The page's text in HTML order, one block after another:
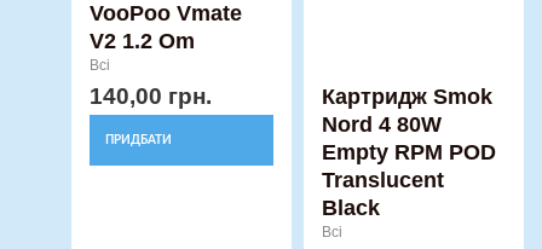
VooPoo Vmate
V2 1.2 Om
Всі
140,00 грн.
ПРИДБАТИ
Картридж Smok
Nord 4 80W
Empty RPM POD
Translucent
Black
Всі